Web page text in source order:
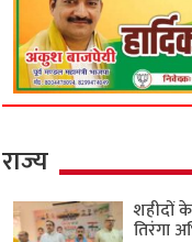
राज्य
शहीदों
तिरंगा